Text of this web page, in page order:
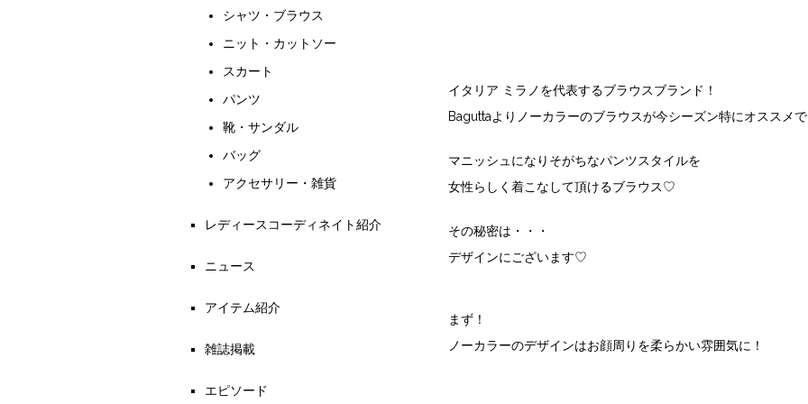
イタリア ミラノを代表するブラウスブランド！
Baguttaよりノーカラーのブラウスが今シーズン特にオススメ
マニッシュになりそがちなパンツスタイルを
女性らしく着こなして頂けるブラウス♡
その秘密は・・・
デザインにございます♡
まず！
ノーカラーのデザインはお顔周りを柔らかい雰囲気に！
シャツ・ブラウス
ニット・カットソー
スカート
パンツ
靴・サンダル
バッグ
アクセサリー・雑貨
レディースコーディネイト紹介
ニュース
アイテム紹介
雑誌掲載
エピソード